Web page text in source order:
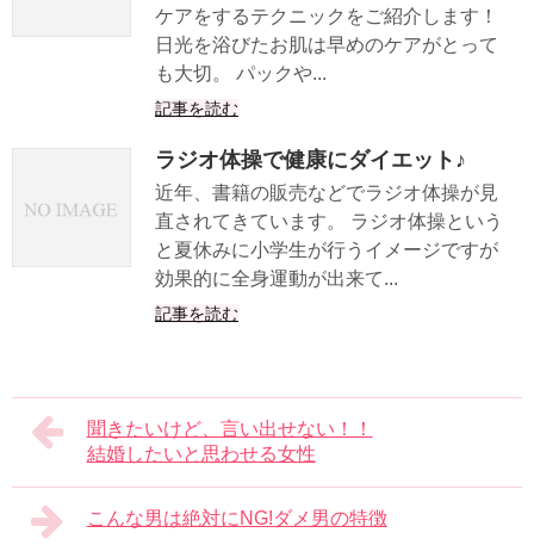
ケアをするテクニックをご紹介します！
日光を浴びたお肌は早めのケアがとって
も大切。 パックや...
記事を読む
ラジオ体操で健康にダイエット♪
近年、書籍の販売などでラジオ体操が見
直されてきています。 ラジオ体操という
と夏休みに小学生が行うイメージですが
効果的に全身運動が出来て...
記事を読む
聞きたいけど、言い出せない！！
結婚したいと思わせる女性
こんな男は絶対にNG!ダメ男の特徴